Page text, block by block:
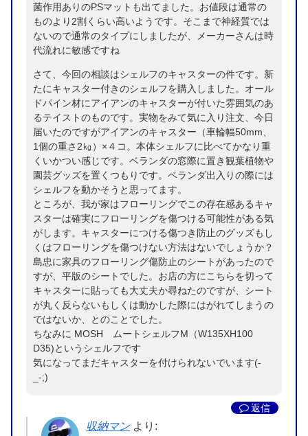
菌作用ありのPSマットも出てました。お値段は通常の
ものより2割くらい高いようです。そこまで神経質では
ないので通常のタイプにしましたが、メーカーさんは時
代流れに敏感ですね
さて、今回の相談はシェルフのキャスターの件です。新
たにキャスター付きのシェルフを購入しました。オール
ドパイン材にアイアンのキャスターが付いた雰囲気のあ
るテイストのものです。実物をみて気に入り注文、今日
届いたのですがアイアンのキャスター（車輪幅50mm、
1個の重さ2㎏）×４コ。本体シェルフに比べてかなり重
くいかつい感じです。ベランダの窓際に置き観葉植物や
園芸グッズを置くつもりです。ベランダ出入りの際には
シェルフを動かそうと思ってます。
ところが、我が家はフローリングでこの存在感あるキャ
スターは確実にフローリングを傷つける可能性がある気
がします。キャスターにつける傷つき防止のグッズもし
くはフローリングを傷つけない方法はないでしょうか？
島忠に家具のフローリング傷防止のシートがあったので
すが、平版のシートでした。お店の方にこちらを切って
キャスターに貼っても大丈夫か尋ねたのですが、シート
が丸く反らないもしくは動かした際にはがれてしまうの
ではないか、とのことでした。
ちなみに MOSH ムートシェルフM（W135XH100
D35)というシェルフです
気になってまだキャスターを付けられないでいます(-
_-;)
返信
収納マン より: